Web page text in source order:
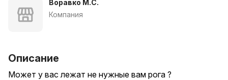
Воравко М.С.
Компания
Описание
Может у вас лежат не нужные вам рога ?